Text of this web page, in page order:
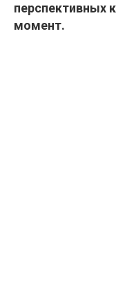
перспективных
момент.